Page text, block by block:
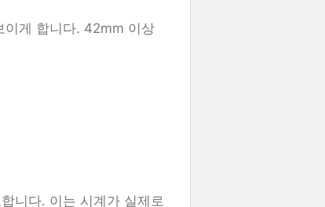
이게 합니다. 42mm 이상
니다. 이는 시계가 실제로